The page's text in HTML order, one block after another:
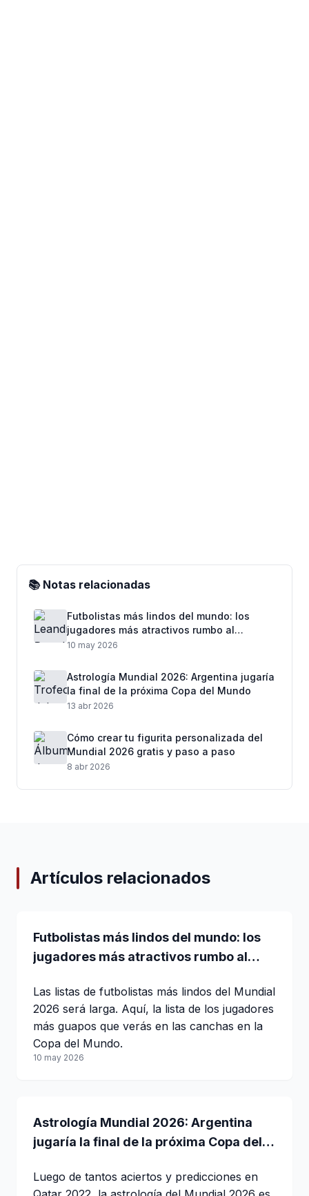
📚 Notas relacionadas
Futbolistas más lindos del mundo: los
jugadores más atractivos rumbo al
Mundial 2026
10 may 2026
Astrología Mundial 2026: Argentina jugaría
la final de la próxima Copa del Mundo
13 abr 2026
Cómo crear tu figurita personalizada del
Mundial 2026 gratis y paso a paso
8 abr 2026
Artículos relacionados
Futbolistas más lindos del mundo: los
jugadores más atractivos rumbo al
Las listas de futbolistas más lindos del Mundial
2026 será larga. Aquí, la lista de los jugadores
más guapos que verás en las canchas en la
Copa del Mundo.
10 may 2026
Astrología Mundial 2026: Argentina
jugaría la final de la próxima Copa del
Luego de tantos aciertos y predicciones en